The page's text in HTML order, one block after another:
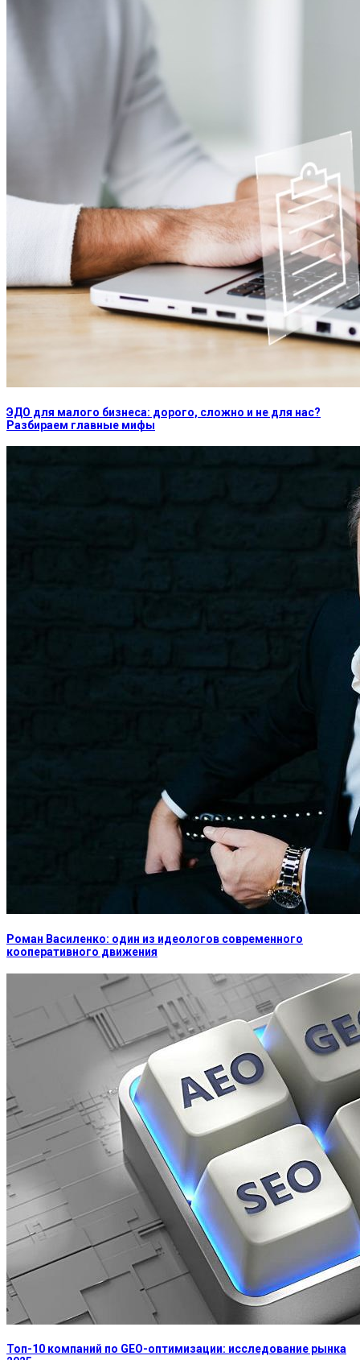
ЭДО для малого бизнеса: дорого, сложно и не для нас?
Разбираем главные мифы
Роман Василенко: один из идеологов современного
кооперативного движения
Топ-10 компаний по GEO-оптимизации: исследование рынка